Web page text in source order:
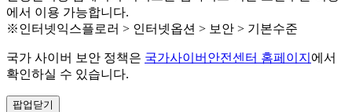
에서 이용 가능합니다.
※인터넷익스플로러 > 인터넷옵션 > 보안 > 기본수준
국가 사이버 보안 정책은 국가사이버안전센터 홈페이지 에서
확인하실 수 있습니다.
팝업닫기